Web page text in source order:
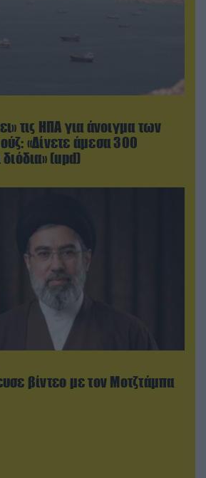
τις ΗΠΑ για άνοιγμα των
«Δίνετε άμεσα 300
(upd)
βίντεο με τον Μοτζτάμπα